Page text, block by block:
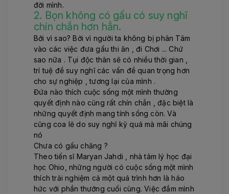
đời mình.
2. Bọn không có gấu có suy nghĩ
chín chắn hơn hẳn.
Bởi vì sao? Bởi vì người ta không bị phân Tâm
vào các việc đưa gấu thi ăn , đi Chơi ... Chứ
sao nữa . Tụi độc thân sẽ có nhiều thời gian ,
trí tuệ đề suy nghĩ các vấn đề quan trọng hơn
cho sự nghiệp , tương lại của mình .
Đứa nào thích cuộc sống một mình thường
quyết định nào cũng rất chín chắn , đặc biệt là
những quyết định mang tính sống còn. Và
cũng coa lẽ do suy nghĩ kỹ quá mà mãi chúng
nó
Chưa có gấu chăng ?
Theo tiến sĩ Maryan Jahdi , nhà tâm lý học đại
học Ohio, những người có cuộc sống một mình
thích trải nghiệm cả một quá trình hơn là háo
hức với phần thưởng cuối cùng. Việc đắm mình